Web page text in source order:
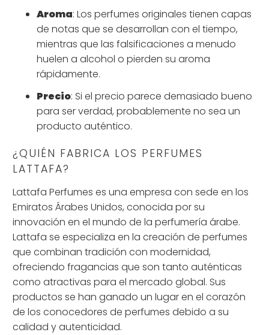
Aroma: Los perfumes originales tienen capas
de notas que se desarrollan con el tiempo,
mientras que las falsificaciones a menudo
huelen a alcohol o pierden su aroma
rápidamente.
Precio: Si el precio parece demasiado bueno
para ser verdad, probablemente no sea un
producto auténtico.
¿QUIÉN FABRICA LOS PERFUMES
LATTAFA?
Lattafa Perfumes es una empresa con sede en los
Emiratos Árabes Unidos, conocida por su
innovación en el mundo de la perfumería árabe.
Lattafa se especializa en la creación de perfumes
que combinan tradición con modernidad,
ofreciendo fragancias que son tanto auténticas
como atractivas para el mercado global. Sus
productos se han ganado un lugar en el corazón
de los conocedores de perfumes debido a su
calidad y autenticidad.